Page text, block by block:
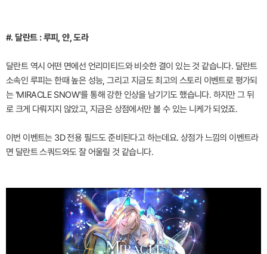
#. 달란트 : 루피, 얀, 도라
달란트 역시 어떤 면에선 언리미티드와 비슷한 결이 있는 것 같습니다. 달란트
소속인 루피는 한때 높은 성능, 그리고 지금도 최고의 스토리 이벤트로 평가되
는 'MIRACLE SNOW'를 통해 강한 인상을 남기기도 했습니다. 하지만 그 뒤
로 크게 다뤄지지 않았고, 지금은 상점에서만 볼 수 있는 니케가 되었죠.
이번 이벤트는 3D 전용 필드도 준비된다고 하는데요. 상점가 느낌의 이벤트라
면 달란트 스쿼드와도 잘 어울릴 것 같습니다.